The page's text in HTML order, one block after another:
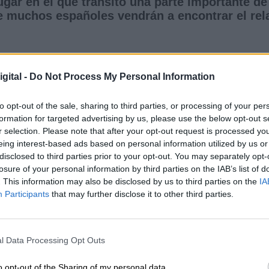
- Do Not Process My Personal Information
opt-out of the sale, sharing to third parties, or processing of your
for targeted advertising by us, please use the below opt-out
selection. Please note that after your opt-out request is processed
interest-based ads based on personal information utilized by us
to third parties prior to your opt-out. You may separately
of your personal information by third parties on the IAB’s list of
This information may also be disclosed by us to third parties on the
Participants that may further disclose it to other third parties.
Data Processing Opt Outs
opt-out of the Sharing of my personal data.
españoles vendrán a encontrar el
a la recuperación del patrimonio
de enfrentarnos a todos y a cada uno de
del dictador en este lugar, de los consejos de
las libertades, los derechos, la
sufrimiento de los antifascistas españoles
de manera leal, coordinada, eficiente, como
administraciones públicas para mantener
gallego, pero también un lugar que ha
y también de la democracia, porque
del Gobierno.